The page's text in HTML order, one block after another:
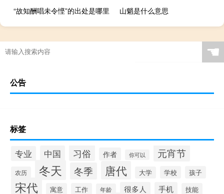
“故知酬唱未令悭”的出处是哪里
山魈是什么意思
☚
公告
标签
专业 中国 习俗 作者 你可以 元宵节
农历 冬天 冬季 唐代 大学 学校 孩子
宋代 寓意 工作 年龄 很多人 手机 技能